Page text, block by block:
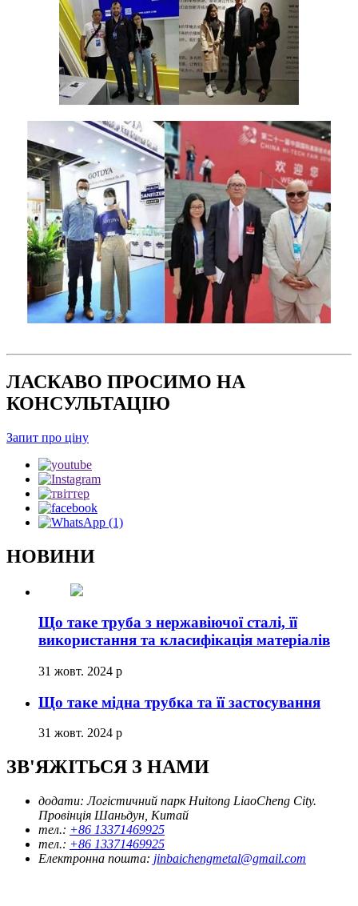
ЛАСКАВО ПРОСИМО НА
КОНСУЛЬТАЦІЮ
Запит про ціну
НОВИНИ
Що таке труба з нержавіючої сталі, її
використання та класифікація матеріалів
31 жовт. 2024 р
Що таке мідна трубка та її застосування
31 жовт. 2024 р
ЗВ'ЯЖІТЬСЯ З НАМИ
додати: Логістичний парк Huitong LiaoCheng City.
Провінція Шаньдун, Китай
тел.: +86 13371469925
тел.: +86 13371469925
Електронна пошта: jinbaichengmetal@gmail.com